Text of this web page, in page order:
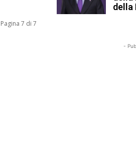
Pagina 7 di 7
della
-